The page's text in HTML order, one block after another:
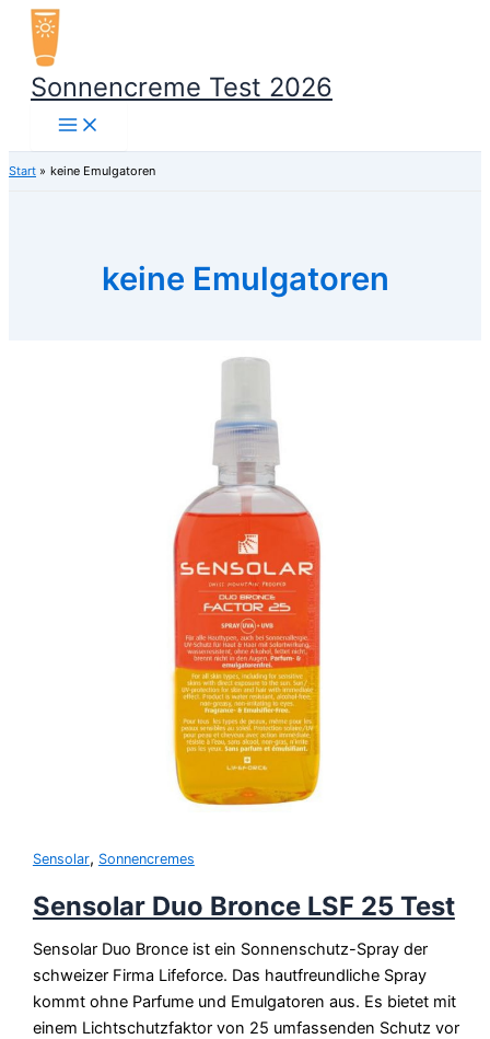
Zum
Inhalt
springen
Sonnencreme Test 2026
Start keine Emulgatoren
keine Emulgatoren
Sensolar, Sonnencremes
Sensolar Duo Bronce LSF 25 Test
Sensolar Duo Bronce ist ein Sonnenschutz-Spray der
schweizer Firma Lifeforce. Das hautfreundliche Spray
kommt ohne Parfume und Emulgatoren aus. Es bietet mit
einem Lichtschutzfaktor von 25 umfassenden Schutz vor